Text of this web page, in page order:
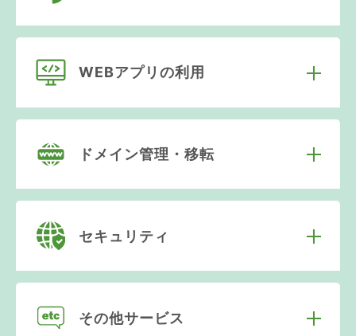
WEBアプリの利用
ドメイン管理・移転
セキュリティ
その他サービス